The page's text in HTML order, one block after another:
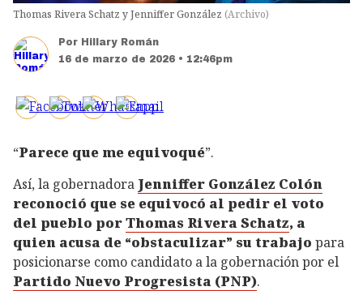
Thomas Rivera Schatz y Jenniffer González (Archivo)
Por Hillary Román
16 de marzo de 2026 • 12:46pm
“Parece que me equivoqué”.
Así, la gobernadora Jenniffer González Colón
reconoció que se equivocó al pedir el voto
del pueblo porThomas Rivera Schatz, a
quien acusa de “obstaculizar” su trabajo para
posicionarse como candidato a la gobernación por el
Partido Nuevo Progresista (PNP).